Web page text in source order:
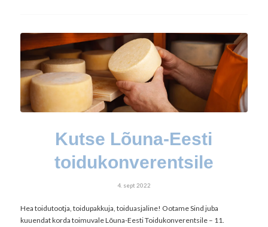
Kutse Lõuna-Eesti
toidukonverentsile
4. sept 2022
Hea toidutootja, toidupakkuja, toiduasjaline! Ootame Sind juba
kuuendat korda toimuvale Lõuna-Eesti Toidukonverentsile – 11.